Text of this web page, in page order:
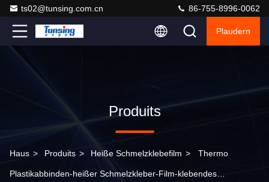
ts02@tunsing.com.cn 86-755-8996-0062
Plaudern
Produits
Haus > Produits > Heiße Schmelzklebefilm > Thermo
Plastikabbinden-heißer Schmelzkleber-Film-klebendes